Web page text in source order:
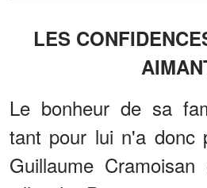
LES
Le bonheur de sa
tant pour lui n'a donc
Guillaume